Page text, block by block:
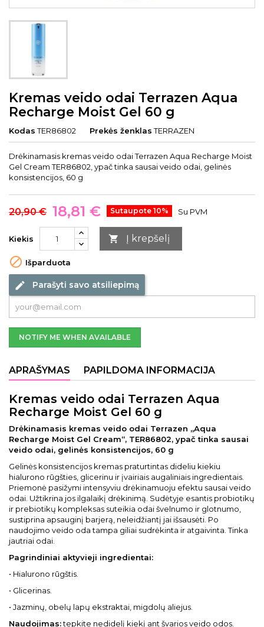
Kremas veido odai Terrazen Aqua
Recharge Moist Gel 60 g
Kodas TER86802 Prekės ženklas TERRAZEN
Drėkinamasis kremas veido odai Terrazen Aqua Recharge Moist
Gel Cream TER86802, ypač tinka sausai veido odai, gelinės
konsistencijos, 60 g
20,90 € 18,81 € Sutaupote 10% Su PVM
Kiekis  Į krepšelį
 Išparduota
edit Parašyti savo atsiliepimą
NOTIFY ME WHEN AVAILABLE
APRAŠYMAS PAPILDOMA INFORMACIJA
Kremas veido odai Terrazen Aqua
Recharge Moist Gel 60 g
Drėkinamasis kremas veido odai Terrazen „Aqua
Recharge Moist Gel Cream“, TER86802, ypač tinka sausai
veido odai, gelinės konsistencijos, 60 g
Gelinės konsistencijos kremas praturtintas dideliu kiekiu
hialurono rūgšties, glicerinu ir įvairiais augaliniais ingredientais.
Priemonė pasižymi intensyviu drėkinamuoju efektu sausai veido
odai. Užtikrina jos ilgalaikį drėkinimą. Sudėtyje esantis probiotikų
ir prebiotikų kompleksas suteikia odai švelnumo ir glotnumo,
sustiprina apsauginį barjerą, neleidžiantį jai išsausėti. Po
naudojimo veido oda tampa giliai sudrėkinta ir atgaivinta. Tinka
jautriai odai.
Pagrindiniai aktyvieji ingredientai:
• Hialurono rūgštis.
• Glicerinas.
• Jazminų, obelų lapų ekstraktai, migdolų aliejus.
Naudojimas:tepkite nedidelį kiekį ant švarios veido odos.